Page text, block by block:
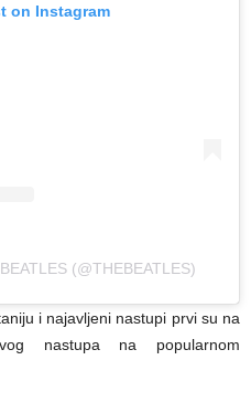
on Instagram
(@THEBEATLES)
i najavljeni nastupi prvi su na
nastupa na popularnom